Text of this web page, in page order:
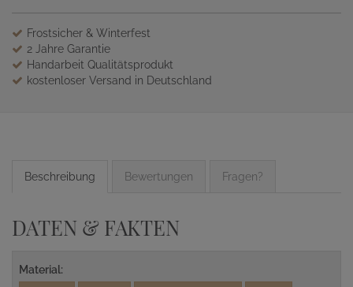
Frostsicher & Winterfest
2 Jahre Garantie
Handarbeit Qualitätsprodukt
kostenloser Versand in Deutschland
Beschreibung Bewertungen Fragen?
DATEN & FAKTEN
Material: